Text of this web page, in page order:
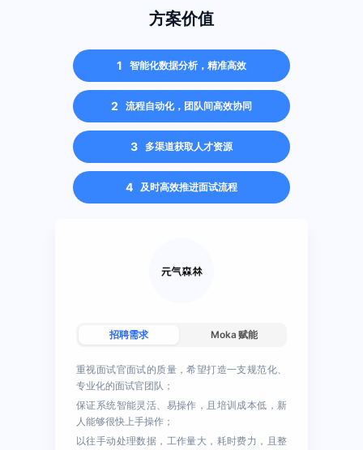
方案价值
1 智能化数据分析，精准高效
2 流程自动化，团队间高效协同
3 多渠道获取人才资源
4 及时高效推进面试流程
招聘需求 Moka 赋能
重视面试官面试的质量，希望打造一支规范化、
专业化的面试官团队；
保证系统智能灵活、易操作，且培训成本低，新
人能够很快上手操作；
以往手动处理数据，工作量大，耗时费力，且整